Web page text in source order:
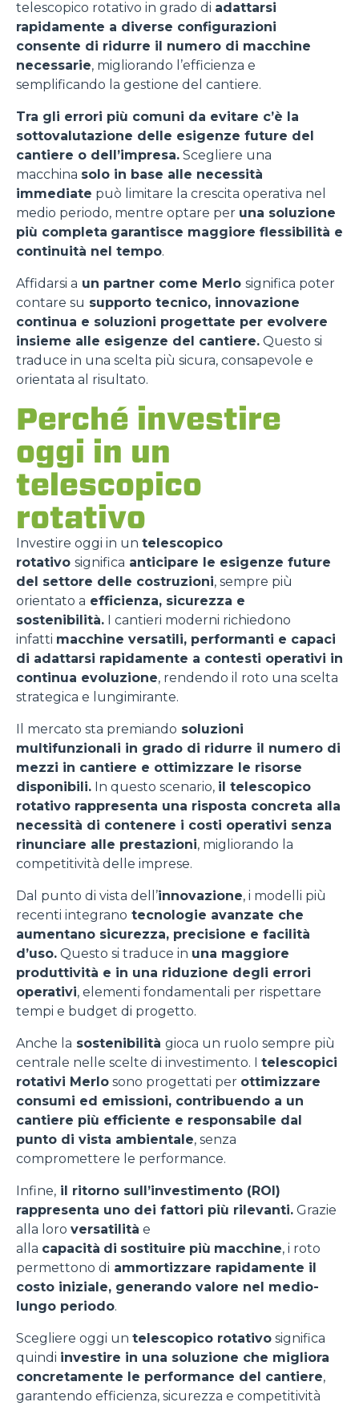
telescopico rotativo in grado di adattarsi
rapidamente a diverse configurazioni
consente di ridurre il numero di macchine
necessarie, migliorando l’efficienza e
semplificando la gestione del cantiere.
Tra gli errori più comuni da evitare c’è la
sottovalutazione delle esigenze future del
cantiere o dell’impresa. Scegliere una
macchina solo in base alle necessità
immediate può limitare la crescita operativa nel
medio periodo, mentre optare per una soluzione
più completa garantisce maggiore flessibilità e
continuità nel tempo.
Affidarsi a un partner come Merlo significa poter
contare su supporto tecnico, innovazione
continua e soluzioni progettate per evolvere
insieme alle esigenze del cantiere. Questo si
traduce in una scelta più sicura, consapevole e
orientata al risultato.
Perché investire
oggi in un
telescopico
rotativo
Investire oggi in un telescopico
rotativo significa anticipare le esigenze future
del settore delle costruzioni, sempre più
orientato a efficienza, sicurezza e
sostenibilità. I cantieri moderni richiedono
infatti macchine versatili, performanti e capaci
di adattarsi rapidamente a contesti operativi in
continua evoluzione, rendendo il roto una scelta
strategica e lungimirante.
Il mercato sta premiando soluzioni
multifunzionali in grado di ridurre il numero di
mezzi in cantiere e ottimizzare le risorse
disponibili. In questo scenario, il telescopico
rotativo rappresenta una risposta concreta alla
necessità di contenere i costi operativi senza
rinunciare alle prestazioni, migliorando la
competitività delle imprese.
Dal punto di vista dell’innovazione, i modelli più
recenti integrano tecnologie avanzate che
aumentano sicurezza, precisione e facilità
d’uso. Questo si traduce in una maggiore
produttività e in una riduzione degli errori
operativi, elementi fondamentali per rispettare
tempi e budget di progetto.
Anche la sostenibilità gioca un ruolo sempre più
centrale nelle scelte di investimento. I telescopici
rotativi Merlo sono progettati per ottimizzare
consumi ed emissioni, contribuendo a un
cantiere più efficiente e responsabile dal
punto di vista ambientale, senza
compromettere le performance.
Infine, il ritorno sull’investimento (ROI)
rappresenta uno dei fattori più rilevanti. Grazie
alla loro versatilità e
alla capacità di sostituire più macchine, i roto
permettono di ammortizzare rapidamente il
costo iniziale, generando valore nel medio-
lungo periodo.
Scegliere oggi un telescopico rotativo significa
quindi investire in una soluzione che migliora
concretamente le performance del cantiere,
garantendo efficienza, sicurezza e competitività